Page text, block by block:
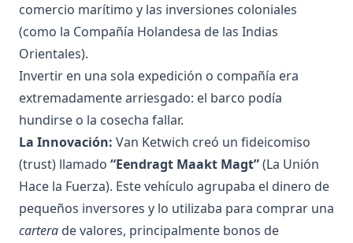
comercio marítimo y las inversiones coloniales
(como la Compañía Holandesa de las Indias
Orientales).
Invertir en una sola expedición o compañía era
extremadamente arriesgado: el barco podía
hundirse o la cosecha fallar.
La Innovación: Van Ketwich creó un fideicomiso
(trust) llamado “Eendragt Maakt Magt”(La Unión
Hace la Fuerza). Este vehículo agrupaba el dinero de
pequeños inversores y lo utilizaba para comprar una
cartera de valores, principalmente bonos de